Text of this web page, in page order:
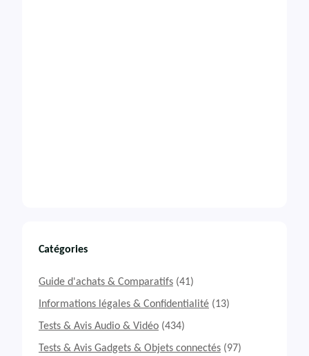
Catégories
Guide d'achats & Comparatifs (41)
Informations légales & Confidentialité (13)
Tests & Avis Audio & Vidéo (434)
Tests & Avis Gadgets & Objets connectés (97)